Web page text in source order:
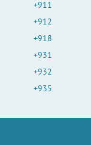
+911
+912
+918
+931
+932
+935